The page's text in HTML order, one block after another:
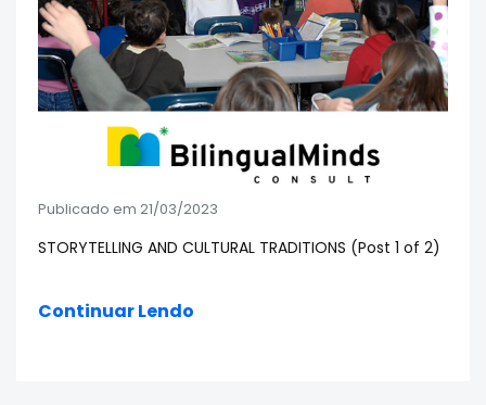
Publicado em 21/03/2023
STORYTELLING AND CULTURAL TRADITIONS (Post 1 of 2)
Continuar Lendo